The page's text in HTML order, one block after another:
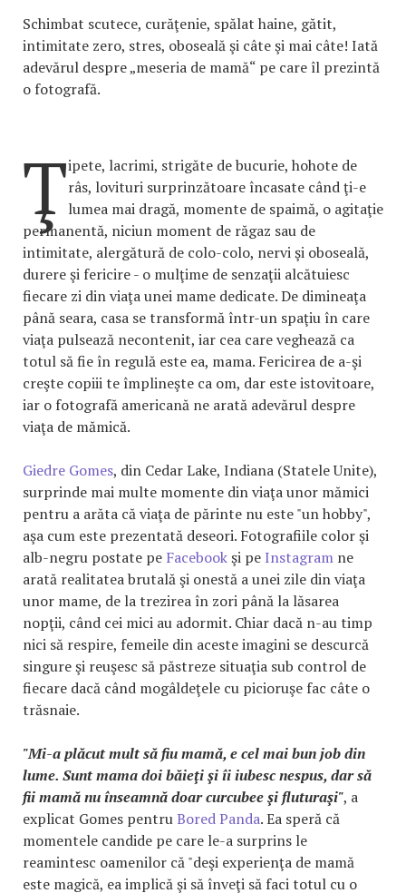
Schimbat scutece, curăţenie, spălat haine, gătit,
intimitate zero, stres, oboseală şi câte şi mai câte! Iată
adevărul despre „meseria de mamă“ pe care îl prezintă
o fotografă.
Ţipete, lacrimi, strigăte de bucurie, hohote de
râs, lovituri surprinzătoare încasate când ţi-e
lumea mai dragă, momente de spaimă, o agitaţie
permanentă, niciun moment de răgaz sau de
intimitate, alergătură de colo-colo, nervi şi oboseală,
durere şi fericire - o mulţime de senzaţii alcătuiesc
fiecare zi din viaţa unei mame dedicate. De dimineaţa
până seara, casa se transformă într-un spaţiu în care
viaţa pulsează necontenit, iar cea care veghează ca
totul să fie în regulă este ea, mama. Fericirea de a-şi
creşte copiii te împlineşte ca om, dar este istovitoare,
iar o fotografă americană ne arată adevărul despre
viaţa de mămică.
Giedre Gomes, din Cedar Lake, Indiana (Statele Unite),
surprinde mai multe momente din viaţa unor mămici
pentru a arăta că viaţa de părinte nu este "un hobby",
aşa cum este prezentată deseori. Fotografiile color şi
alb-negru postate pe Facebookşi pe Instagram ne
arată realitatea brutală şi onestă a unei zile din viaţa
unor mame, de la trezirea în zori până la lăsarea
nopţii, când cei mici au adormit. Chiar dacă n-au timp
nici să respire, femeile din aceste imagini se descurcă
singure şi reuşesc să păstreze situaţia sub control de
fiecare dacă când mogâldeţele cu picioruşe fac câte o
trăsnaie.
"Mi-a plăcut mult să fiu mamă, e cel mai bun job din
lume. Sunt mama doi băieţi şi îi iubesc nespus, dar să
fii mamă nu înseamnă doar curcubee şi fluturaşi", a
explicat Gomes pentruBored Panda. Ea speră că
momentele candide pe care le-a surprins le
reamintesc oamenilor că "deşi experienţa de mamă
este magică, ea implică şi să înveţi să faci totul cu o